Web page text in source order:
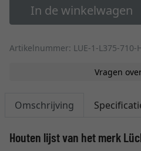
In de winkelwagen
Artikelnummer: LUE-1-L375-710-
Vragen
Omschrijving
Houten lijst van het merk